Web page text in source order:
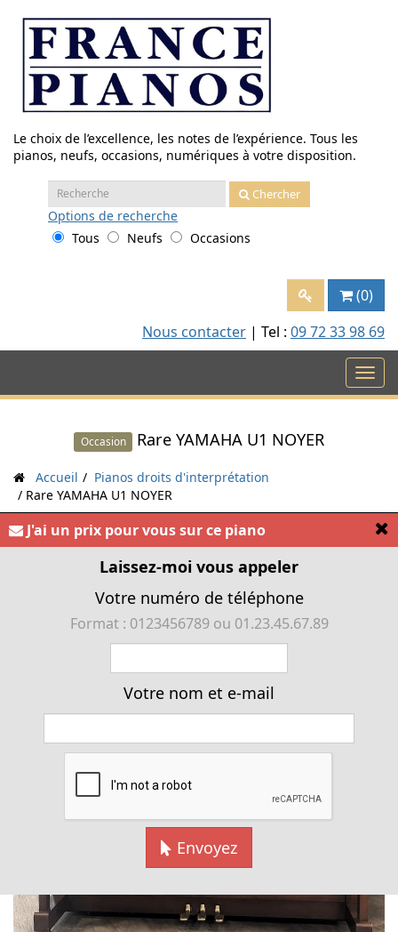
contenu
Le choix de l’excellence, les notes de l’expérience. Tous les
pianos, neufs, occasions, numériques à votre disposition.
Recherche
:
Chercher
Options de recherche
Tous
Neufs Occasions
(0)
Nous contacter | Tel : 09 72 33 98 69
Occasion Rare YAMAHA U1 NOYER
Accueil
Pianos droits d'interprétation
Rare YAMAHA U1 NOYER
« Unique piano droit YAMAHA U1 NOYER la référence
YAMAHA »
J'ai un prix pour vous sur ce piano
Laissez-moi vous appeler
Votre numéro de téléphone
Format : 0123456789 ou 01.23.45.67.89
Votre nom et e-mail
Envoyez